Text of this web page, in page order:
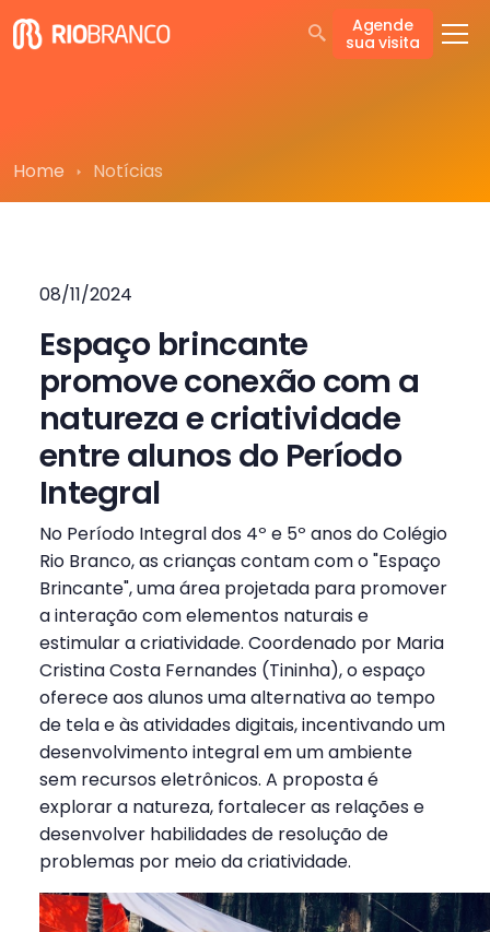
Agende
sua visita
Home Notícias
08/11/2024
Espaço brincante
promove conexão com a
natureza e criatividade
entre alunos do Período
Integral
No Período Integral dos 4º e 5º anos do Colégio
Rio Branco, as crianças contam com o "Espaço
Brincante", uma área projetada para promover
a interação com elementos naturais e
estimular a criatividade. Coordenado por Maria
Cristina Costa Fernandes (Tininha), o espaço
oferece aos alunos uma alternativa ao tempo
de tela e às atividades digitais, incentivando um
desenvolvimento integral em um ambiente
sem recursos eletrônicos. A proposta é
explorar a natureza, fortalecer as relações e
desenvolver habilidades de resolução de
problemas por meio da criatividade.